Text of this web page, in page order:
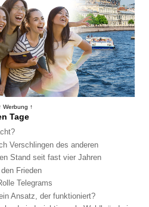
Werbung ↑
Tage
Verschlingen des anderen
Stand seit fast vier Jahren
Frieden
Telegrams
Ansatz, der funktioniert?